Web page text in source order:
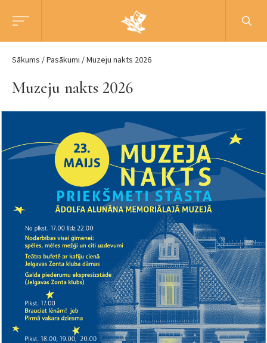
Sākums Pasākumi Muzeju nakts 2026
Muzeju nakts 2026